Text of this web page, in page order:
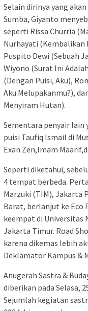
Selain dirinya yang
Sumba, Giyanto
seperti Rissa Churria
Nurhayati (Kembalikan
Puspito Dewi (Sebuah
Wiyono (Surat Ini
(Dengan Puisi, Aku),
Aku Melupakanmu?),
Menyiram Hutan).
Sementara penyair lain
puisi Taufiq Ismail di
Exan Zen,Imam
Seperti diketahui,
4 tempat berbeda.
Marzuki (TIM), Jakarta
Barat, berlanjut ke Eco
keempat di Universitas
Jakarta Timur. Road
karena dikemas lebih
Deklamator Kampus &
Anugerah Sastra &
diberikan pada Selasa,
Sejumlah kegiatan